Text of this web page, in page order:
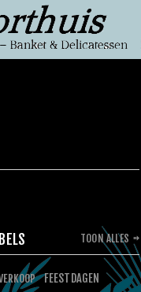
FEESTDAGEN
TOON ALLES